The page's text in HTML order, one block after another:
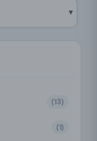
(13)
(1)